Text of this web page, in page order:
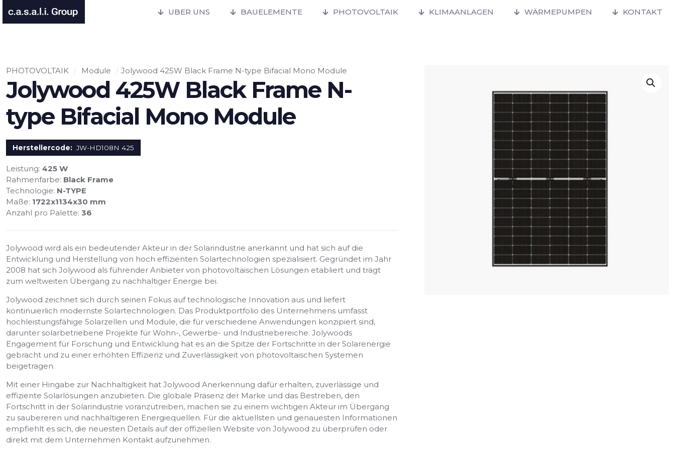
UBER UNS BAUELEMENTE PHOTOVOLTAIK KLIMAANLAGEN WÄRMEPUMPEN KONTAKT
PHOTOVOLTAIK / Module / Jolywood 425W Black Frame N-type Bifacial Mono Module
Jolywood 425W Black Frame N-
type Bifacial Mono Module
Herstellercode: JW-HD108N 425
Leistung: 425 W
Rahmenfarbe: Black Frame
Technologie: N-TYPE
Maße: 1722x1134x30 mm
Anzahl pro Palette: 36
Jolywood wird als ein bedeutender Akteur in der Solarindustrie anerkannt und hat sich auf die
Entwicklung und Herstellung von hoch effizienten Solartechnologien spezialisiert. Gegründet im Jahr
2008 hat sich Jolywood als führender Anbieter von photovoltaischen Lösungen etabliert und trägt
zum weltweiten Übergang zu nachhaltiger Energie bei.
Jolywood zeichnet sich durch seinen Fokus auf technologische Innovation aus und liefert
kontinuierlich modernste Solartechnologien. Das Produktportfolio des Unternehmens umfasst
hochleistungsfähige Solarzellen und Module, die für verschiedene Anwendungen konzipiert sind,
darunter solarbetriebene Projekte für Wohn-, Gewerbe- und Industriebereiche. Jolywoods
Engagement für Forschung und Entwicklung hat es an die Spitze der Fortschritte in der Solarenergie
gebracht und zu einer erhöhten Effizienz und Zuverlässigkeit von photovoltaischen Systemen
beigetragen.
Mit einer Hingabe zur Nachhaltigkeit hat Jolywood Anerkennung dafür erhalten, zuverlässige und
effiziente Solarlösungen anzubieten. Die globale Präsenz der Marke und das Bestreben, den
Fortschritt in der Solarindustrie voranzutreiben, machen sie zu einem wichtigen Akteur im Übergang
zu saubereren und nachhaltigeren Energiequellen. Für die aktuellsten und genauesten Informationen
empfiehlt es sich, die neuesten Details auf der offiziellen Website von Jolywood zu überprüfen oder
direkt mit dem Unternehmen Kontakt aufzunehmen.